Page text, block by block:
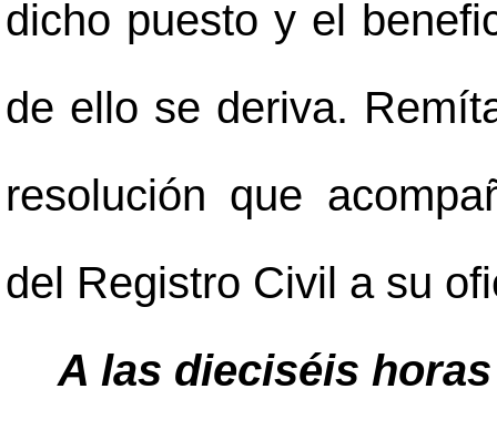
dicho puesto y el
de ello se deriva.
resolución que
del Registro Civil a su
A las dieciséis